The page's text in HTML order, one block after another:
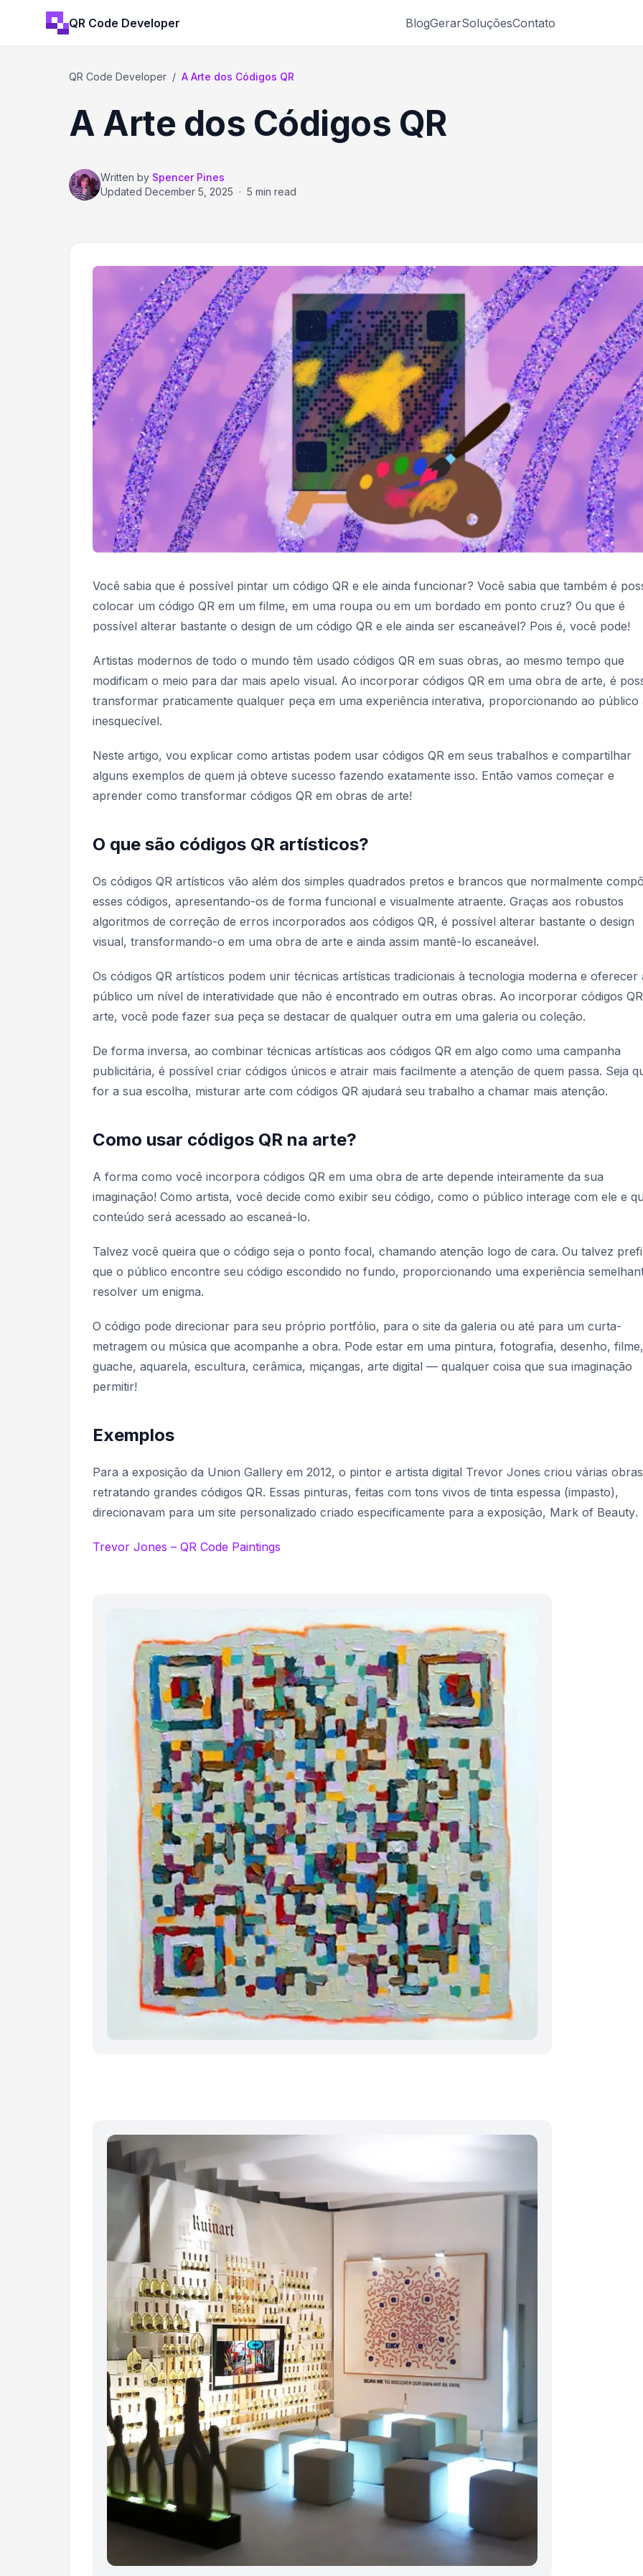
QR Code Developer BlogGerarSoluçõesContato
QR Code Developer / A Arte dos Códigos QR
A Arte dos Códigos QR
Written by Spencer Pines
Updated December 5, 2025 · 5 min read
Você sabia que é possível pintar um código QR e ele ainda funcionar? Você sabia que também é
colocar um código QR em um filme, em uma roupa ou em um bordado em ponto cruz? Ou que é
possível alterar bastante o design de um código QR e ele ainda ser escaneável? Pois é, você pode!
Artistas modernos de todo o mundo têm usado códigos QR em suas obras, ao mesmo tempo que
modificam o meio para dar mais apelo visual. Ao incorporar códigos QR em uma obra de arte, é
transformar praticamente qualquer peça em uma experiência interativa, proporcionando ao público
inesquecível.
Neste artigo, vou explicar como artistas podem usar códigos QR em seus trabalhos e compartilhar
alguns exemplos de quem já obteve sucesso fazendo exatamente isso. Então vamos começar e
aprender como transformar códigos QR em obras de arte!
O que são códigos QR artísticos?
Os códigos QR artísticos vão além dos simples quadrados pretos e brancos que normalmente
esses códigos, apresentando-os de forma funcional e visualmente atraente. Graças aos robustos
algoritmos de correção de erros incorporados aos códigos QR, é possível alterar bastante o design
visual, transformando-o em uma obra de arte e ainda assim mantê-lo escaneável.
Os códigos QR artísticos podem unir técnicas artísticas tradicionais à tecnologia moderna e oferecer
público um nível de interatividade que não é encontrado em outras obras. Ao incorporar códigos
arte, você pode fazer sua peça se destacar de qualquer outra em uma galeria ou coleção.
De forma inversa, ao combinar técnicas artísticas aos códigos QR em algo como uma campanha
publicitária, é possível criar códigos únicos e atrair mais facilmente a atenção de quem passa. Seja
for a sua escolha, misturar arte com códigos QR ajudará seu trabalho a chamar mais atenção.
Como usar códigos QR na arte?
A forma como você incorpora códigos QR em uma obra de arte depende inteiramente da sua
imaginação! Como artista, você decide como exibir seu código, como o público interage com ele e
conteúdo será acessado ao escaneá-lo.
Talvez você queira que o código seja o ponto focal, chamando atenção logo de cara. Ou talvez
que o público encontre seu código escondido no fundo, proporcionando uma experiência
resolver um enigma.
O código pode direcionar para seu próprio portfólio, para o site da galeria ou até para um curta-
metragem ou música que acompanhe a obra. Pode estar em uma pintura, fotografia, desenho, filme,
guache, aquarela, escultura, cerâmica, miçangas, arte digital — qualquer coisa que sua imaginação
permitir!
Exemplos
Para a exposição da Union Gallery em 2012, o pintor e artista digital Trevor Jones criou várias obras
retratando grandes códigos QR. Essas pinturas, feitas com tons vivos de tinta espessa (impasto),
direcionavam para um site personalizado criado especificamente para a exposição, Mark of Beauty.
Trevor Jones – QR Code Paintings